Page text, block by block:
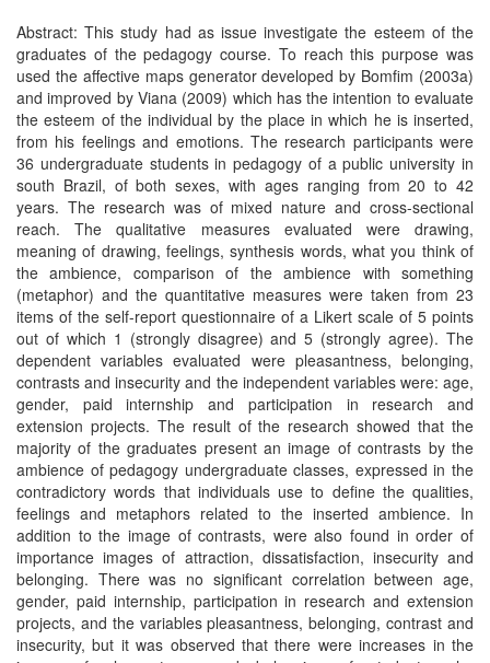
Abstract: This study had as issue investigate the esteem of the
graduates of the pedagogy course. To reach this purpose was
used the affective maps generator developed by Bomfim (2003a)
and improved by Viana (2009) which has the intention to evaluate
the esteem of the individual by the place in which he is inserted,
from his feelings and emotions. The research participants were
36 undergraduate students in pedagogy of a public university in
south Brazil, of both sexes, with ages ranging from 20 to 42
years. The research was of mixed nature and cross-sectional
reach. The qualitative measures evaluated were drawing,
meaning of drawing, feelings, synthesis words, what you think of
the ambience, comparison of the ambience with something
(metaphor) and the quantitative measures were taken from 23
items of the self-report questionnaire of a Likert scale of 5 points
out of which 1 (strongly disagree) and 5 (strongly agree). The
dependent variables evaluated were pleasantness, belonging,
contrasts and insecurity and the independent variables were: age,
gender, paid internship and participation in research and
extension projects. The result of the research showed that the
majority of the graduates present an image of contrasts by the
ambience of pedagogy undergraduate classes, expressed in the
contradictory words that individuals use to define the qualities,
feelings and metaphors related to the inserted ambience. In
addition to the image of contrasts, were also found in order of
importance images of attraction, dissatisfaction, insecurity and
belonging. There was no significant correlation between age,
gender, paid internship, participation in research and extension
projects, and the variables pleasantness, belonging, contrast and
insecurity, but it was observed that there were increases in the